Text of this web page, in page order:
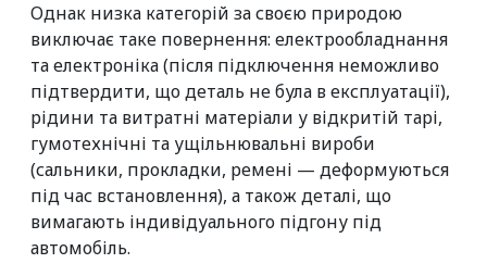
Однак низка категорій за своєю природою
виключає таке повернення: електрообладнання
та електроніка (після підключення неможливо
підтвердити, що деталь не була в експлуатації),
рідини та витратні матеріали у відкритій тарі,
гумотехнічні та ущільнювальні вироби
(сальники, прокладки, ремені — деформуються
під час встановлення), а також деталі, що
вимагають індивідуального підгону під
автомобіль.